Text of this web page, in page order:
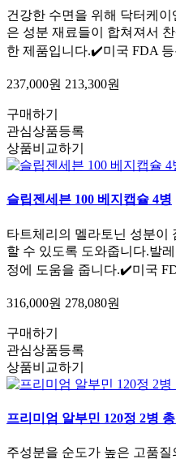
건강한 수면을 위해 닥터케
은 성분 재료들이 합쳐져서
한 제품입니다.✔️미국 FDA 등
237,000원 213,300원
구매하기
관심상품등록
상품비교하기
슬립젠세븐 100 베지캡슐 4병
타트체리의 멜라토닌 성분이
할 수 있도록 도와줍니다.발
정에 도움을 줍니다.✔️미국
316,000원 278,080원
구매하기
관심상품등록
상품비교하기
프리미엄 알부민 120정 2병
주성분을 순도가 높은 고품